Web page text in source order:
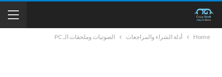
Home أدلة الشراء والمراجعات الصوتيات وملحقات الـ PC